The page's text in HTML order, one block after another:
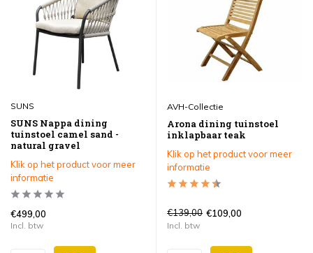
SUNS
SUNS Nappa dining
tuinstoel camel sand -
natural gravel
Klik op het product voor meer
informatie
€499,00
Incl. btw
AVH-Collectie
Arona dining tuinstoel
inklapbaar teak
Klik op het product voor meer
informatie
€139,00 €109,00
Incl. btw